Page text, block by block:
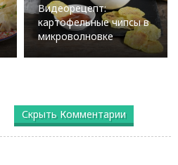
Видеорецепт:
картофельные чипсы в
микроволновке
Скрыть Комментарии